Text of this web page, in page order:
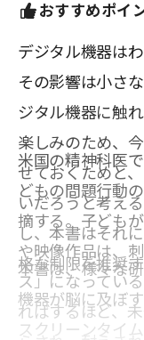
おすすめポイ
デジタル機器は
その影響は小さ
ジタル機器に触
楽しみのため、
せておくためと
いだろうと考え
し、本書はそれ
格な制限を推奨
米国の精神科医
どもの問題行動
摘する。子ども
や映像作品は、
ス」になってい
ればするほど、
本書は、様々な
機器が脳に及ぼ
スクリーンタイ